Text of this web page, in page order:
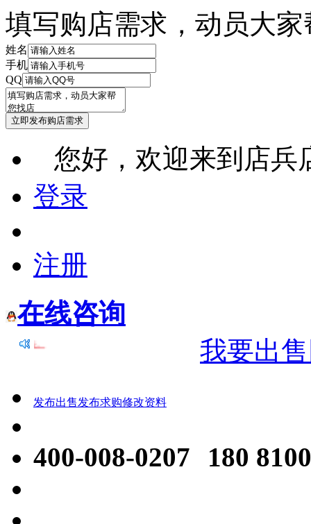
填写购店需求，动员大
姓名
手机
QQ
您好，欢迎来到店兵
登录
注册
在线咨询
我要出
郑重提醒： 近期有不法分子，冒充本平
发布出售发布求购修改资料
400-008-0207 180